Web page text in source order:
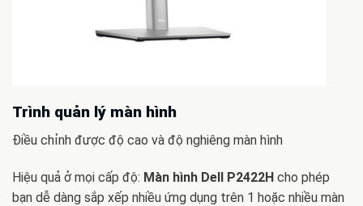
Trình quản lý màn hình
Điều chỉnh được độ cao và độ nghiêng màn hình
Hiệu quả ở mọi cấp độ: Màn hình Dell P2422H cho phép
bạn dễ dàng sắp xếp nhiều ứng dụng trên 1 hoặc nhiều màn